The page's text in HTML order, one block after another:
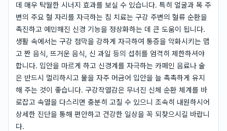
데 매우 탁월한 시너지 효과를 보실 수 있습니다. 특히 얼굴과 목 주
변의 주요 혈 자리를 자극하는 침 치료는 구강 주변의 혈류 순환을
촉진하고 예민해진 신경 기능을 정상화하는 데 큰 도움이 됩니다.
생활 속에서는 구강 점막을 강하게 자극하여 통증을 악화시키는 맵
고 짠 음식, 뜨거운 음식, 신 과일 등의 섭취를 엄격히 제한하셔야
합니다. 입안을 마르게 하고 신경계를 자극하는 카페인 음료나 술
은 반드시 멀리하시고 물을 자주 머금어 입안을 늘 촉촉하게 유지
해 주는 것이 좋습니다. 구강작열감은 무너진 신체 순환 체계를 바
로잡고 속열을 다스리면 충분히 고칠 수 있으니 조속히 내원하시어
상세한 진단을 통해 편안하고 건강한 일상을 꼭 되찾으시길 바랍니
다.